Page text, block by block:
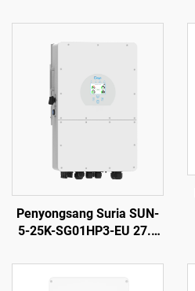
Penyongsang Suria SUN-
5-25K-SG01HP3-EU 27.5
Input PV 1000 V, Bersijil